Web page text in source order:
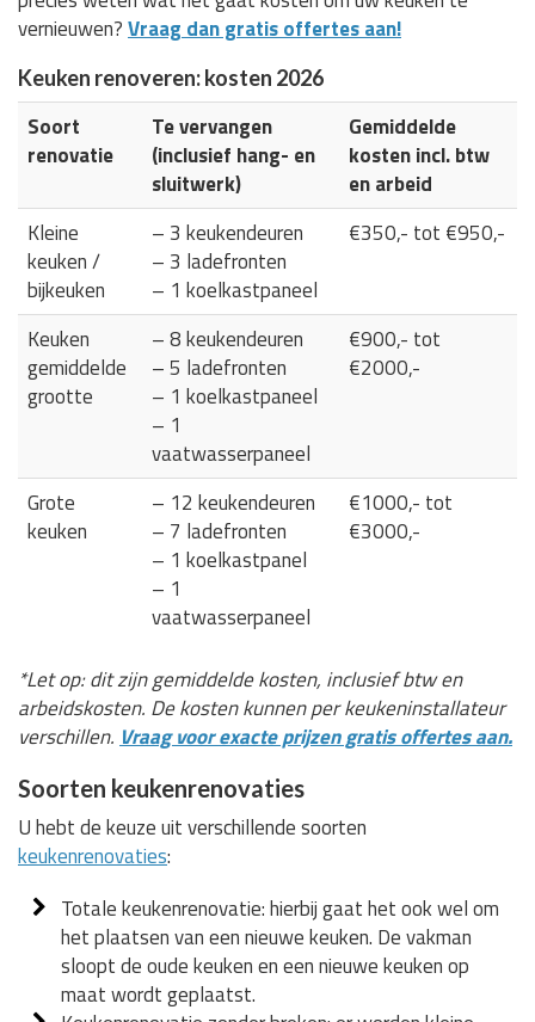
vernieuwen?Vraag dan gratis offertes aan!
Keuken renoveren: kosten 2026
Soort
renovatie
Te vervangen
(inclusief hang- en
sluitwerk)
Gemiddelde
kosten incl. btw
en arbeid
Kleine
keuken /
bijkeuken
– 3 keukendeuren
– 3 ladefronten
– 1 koelkastpaneel
€350,- tot €950,-
Keuken
gemiddelde
grootte
– 8 keukendeuren
– 5 ladefronten
– 1 koelkastpaneel
– 1
vaatwasserpaneel
€900,- tot
€2000,-
Grote
keuken
– 12 keukendeuren
– 7 ladefronten
– 1 koelkastpanel
– 1
vaatwasserpaneel
€1000,- tot
€3000,-
*Let op: dit zijn gemiddelde kosten, inclusief btw en
arbeidskosten. De kosten kunnen per keukeninstallateur
verschillen. Vraag voor exacte prijzen gratis offertes aan.
Soorten keukenrenovaties
U hebt de keuze uit verschillende soorten
keukenrenovaties:
Totale keukenrenovatie: hierbij gaat het ook wel om
het plaatsen van een nieuwe keuken. De vakman
sloopt de oude keuken en een nieuwe keuken op
maat wordt geplaatst.